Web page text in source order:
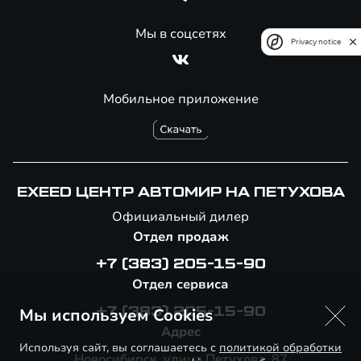
Мобильное приложение
Мы в соцсетях
EXEED ЦЕНТР АВТОМИР НА ПЕТУХОВА
Официальный дилер
Отдел продаж
+7 (383) 205-15-90
Отдел сервиса
+7 (383) 205-15-90
Адрес
Мы используем Cookies
Используя сайт, вы соглашаетесь с политикой обработки
Privacy notice